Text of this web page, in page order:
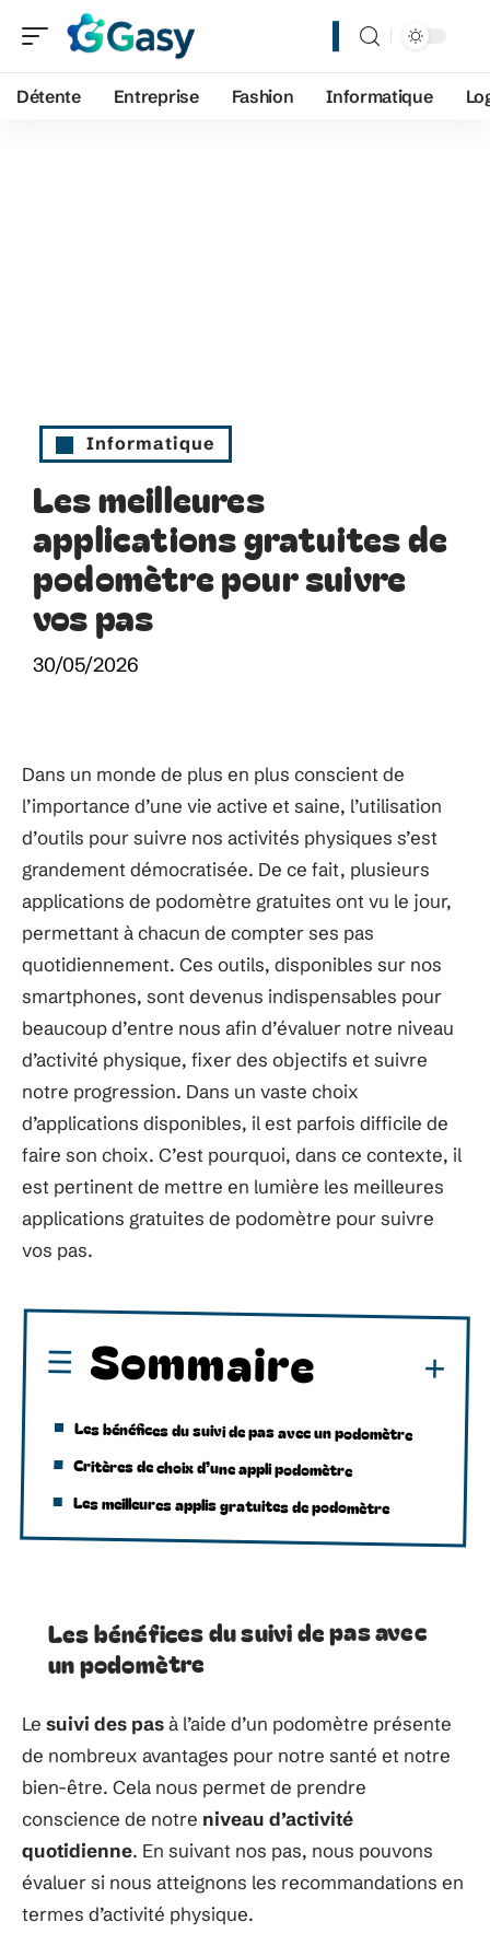
Détente Entreprise Fashion Informatique
Informatique
Les meilleures
applications gratuites de
podomètre pour suivre
vos pas
30/05/2026
Dans un monde de plus en plus conscient de
l’importance d’une vie active et saine, l’utilisation
d’outils pour suivre nos activités physiques s’est
grandement démocratisée. De ce fait, plusieurs
applications de podomètre gratuites ont vu le jour,
permettant à chacun de compter ses pas
quotidiennement. Ces outils, disponibles sur nos
smartphones, sont devenus indispensables pour
beaucoup d’entre nous afin d’évaluer notre niveau
d’activité physique, fixer des objectifs et suivre
notre progression. Dans un vaste choix
d’applications disponibles, il est parfois difficile de
faire son choix. C’est pourquoi, dans ce contexte, il
est pertinent de mettre en lumière les meilleures
applications gratuites de podomètre pour suivre
vos pas.
Sommaire
Les bénéfices du suivi de pas avec un podomètre
Critères de choix d’une appli podomètre
Les meilleures applis gratuites de podomètre
Les bénéfices du suivi de pas avec
un podomètre
Le suivi des pasà l’aide d’un podomètre présente
de nombreux avantages pour notre santé et notre
bien-être. Cela nous permet de prendre
conscience de notre niveau d’activité
quotidienne. En suivant nos pas, nous pouvons
évaluer si nous atteignons les recommandations en
termes d’activité physique.